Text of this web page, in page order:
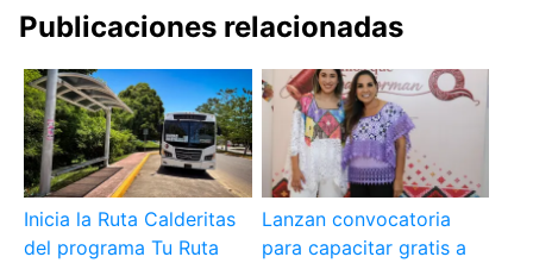
Publicaciones relacionadas
Inicia la Ruta Calderitas
del programa Tu Ruta
Lanzan convocatoria
para capacitar gratis a